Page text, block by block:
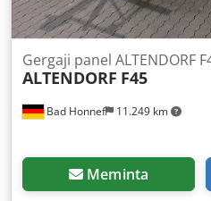
Bad Honnef 11.249 km
Gergaji panel ALTENDORF
ALTENDORF F45
Meminta